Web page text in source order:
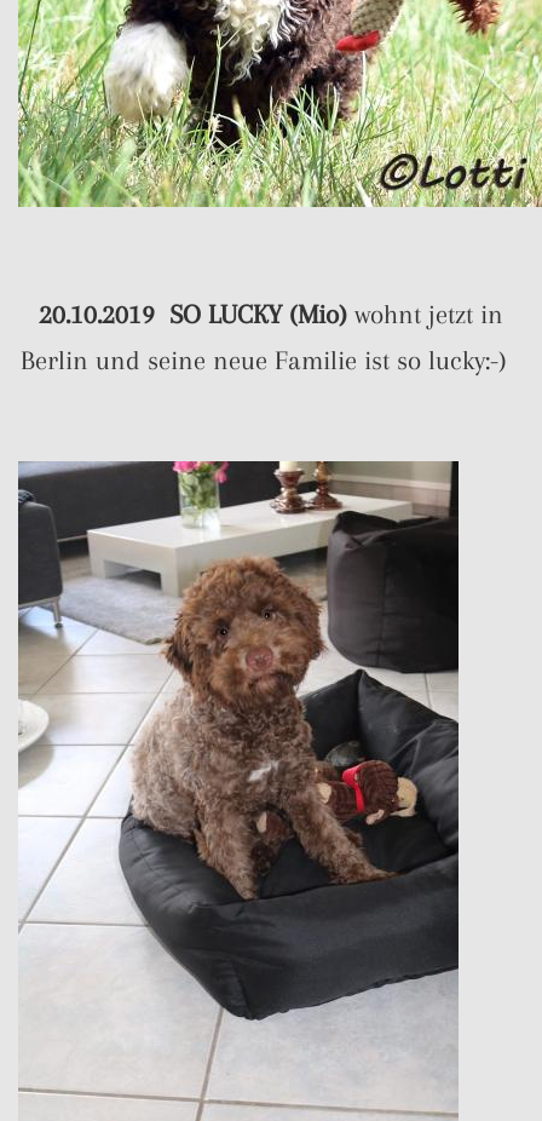
20.10.2019 SO LUCKY (Mio) wohnt jetzt in
Berlin und seine neue Familie ist so lucky:-)